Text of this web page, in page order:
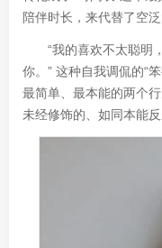
陪伴时长，来代替了空
“我的喜欢不太聪明
你。” 这种自我调侃的“
最简单、最本能的两个
未经修饰的、如同本能反